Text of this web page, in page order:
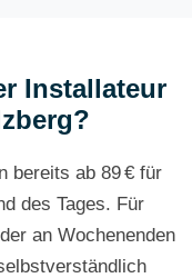
Installateur
bereits ab 89 € für
des Tages. Für
an Wochenenden